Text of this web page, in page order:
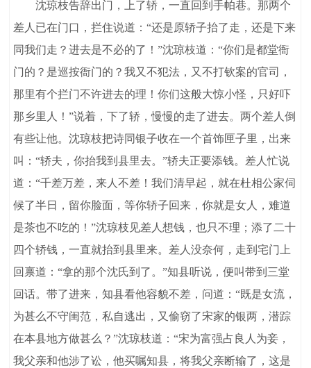
沈琼枝告辞出门，上了轿，一直回到手帕巷。那两个
差人已在门口，拦住说道：“还是原轿子抬了走，还是下来
同我们走？进去是不必的了！”沈琼枝道：“你们是都堂衙
门的？是巡按衙门的？我又不犯法，又不打钦案的官司，
那里有个拦门不许进去的理！你们这般大惊小怪，只好吓
那乡里人！”说着，下了轿，慢慢的走了进去。两个差人倒
有些让他。沈琼枝把诗同银子收在一个首饰匣子里，出来
叫：“轿夫，你抬我到县里去。”轿夫正要添钱。差人忙说
道：“千差万差，来人不差！我们清早起，就在杜相公家伺
候了半日，留你脸面，等你轿子回来，你就是女人，难道
是茶也不吃的！”沈琼枝见差人想钱，也只不理；添了二十
四个轿钱，一直就抬到县里来。差人没奈何，走到宅门上
回禀道：“拿的那个沈氏到了。”知县听说，便叫带到三堂
回话。带了进来，知县看他容貌不差，问道：“既是女流，
为甚么不守闺范，私自逃出，又偷窃了宋家的银两，潜踪
在本县地方做甚么？”沈琼枝道：“宋为富强占良人为妾，
我父亲和他涉了讼，他买嘱知县，将我父亲断输了，这是